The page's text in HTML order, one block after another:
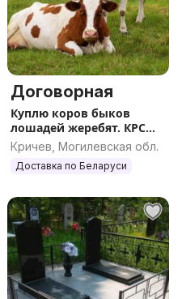
Договорная
Куплю коров быков
лошадей жеребят. КРС
ДОРОГО
Кричев, Могилевская обл.
Доставка по Беларуси